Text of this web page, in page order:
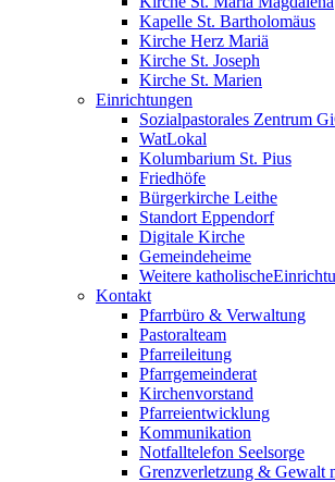
Kapelle St. Bartholomäus
Kirche Herz Mariä
Kirche St. Joseph
Kirche St. Marien
Einrichtungen
Sozialpastorales Zentrum
WatLokal
Kolumbarium St. Pius
Friedhöfe
Bürgerkirche Leithe
Standort Eppendorf
Digitale Kirche
Gemeindeheime
Weitere katholische
Kontakt
Pfarrbüro & Verwaltung
Pastoralteam
Pfarreileitung
Pfarrgemeinderat
Kirchenvorstand
Pfarreientwicklung
Kommunikation
Notfalltelefon Seelsorge
Grenzverletzung & Gewalt